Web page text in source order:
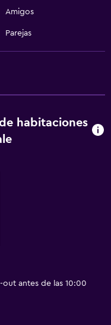
Amigos
Parejas
habitaciones
antes de las 10:00